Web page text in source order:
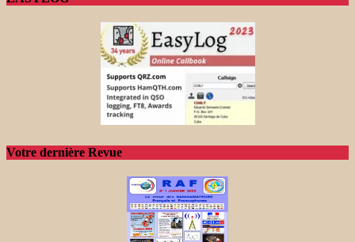
Votre dernière Revue